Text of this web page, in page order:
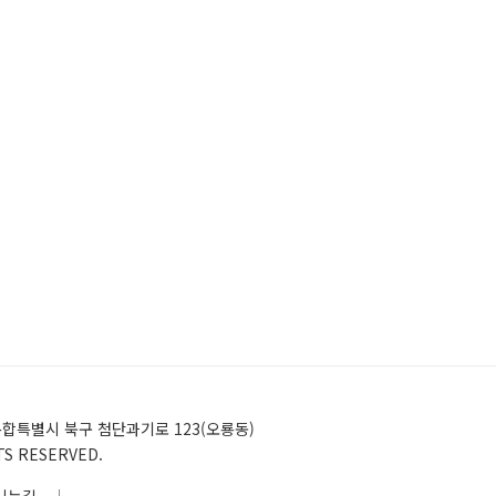
별시 북구 첨단과기로 123(오룡동)
RESERVED.